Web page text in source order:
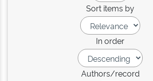
Sort items by
In order
Authors/record